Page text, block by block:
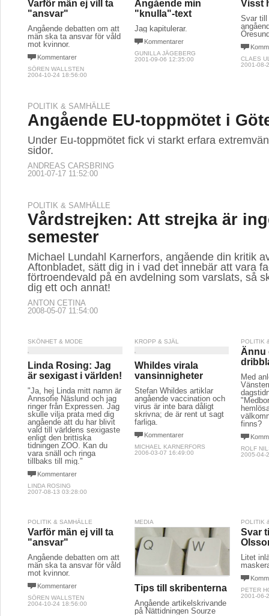
Varför män ej vill ta
"ansvar"
Angående debatten om att
män ska ta ansvar för våld
mot kvinnor.
Kommentarer
SÖREN WALLSTEN
2004-10-24 18:56:00
Angående min
"knulla"-text
Jag kapitulerar.
Kommentarer
GUNILLA JÄGEBERG
2001-09-06 12:35:00
Visst
Svar till
CLAES
2001-08-
POLITIK & SAMHÄLLE
Angående EU-toppmötet i
Under Eu-toppmötet fick vi starkt erfara
sidor.
ANDREAS CARSBRING
2001-07-17 11:52:00
POLITIK & SAMHÄLLE
Vårdstrejken: Att strejka är
semester
Michael Lundahl Karnerfors, angående din kritik
Aftonbladet, sätt dig in i vad det innebär att vara
förtroendevald på en avdelning som varslats, så
dig ett och annat!
ANTON CETINA
2008-05-07 11:54:00
SKÖNHET & MODE
Linda Rosing: Jag
är sexigast i världen!
"Ja, hej Linda mitt namn är
Annsofie Näslund och jag
ringer från Expressen. Jag
skulle vilja prata med dig
angående att du har blivit
vald till världens sexigaste
enligt den brittiska
tidningen ZOO. Kan du
vara snäll och ringa
tillbaks till mig."
Kommentarer
LINDA ROSING
2007-08-13 03:28:00
KROPP & SJÄL
Whildes virala
vansinnigheter
Stefan Whildes artiklar
angående vaccination och
virus är inte bara dåligt
skrivna; de är rent ut sagt
farliga.
Kommentarer
MICHAEL KARNERFORS
2006-03-07 16:49:00
POLITIK
Ännu
Med
finns?
ROLF
2005-04-
POLITIK & SAMHÄLLE
Varför män ej vill ta
"ansvar"
Angående debatten om att
män ska ta ansvar för våld
mot kvinnor.
Kommentarer
SÖREN WALLSTEN
2004-10-24 18:56:00
MEDIA
Tips till skribenterna
Angående artikelskrivande
på Nättidningen Sourze
POLITIK
Svar
Litet
PETER
2001-06-